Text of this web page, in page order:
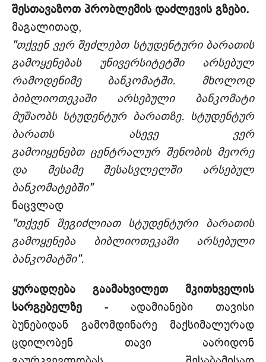
შესთავაზოთ პრობლემის დაძლევის გზები.
მაგალითად,
"თქვენ ვერ შეძლებთ სტუდენტური ბარათის
გამოყენებას უნივერსიტეტში არსებულ
რამოდენიმე ბანკომატში. მხოლოდ
ბიბლიოთეკაში არსებული ბანკომატი
მუშაობს სტუდენტურ ბარათზე. სტუდენტურ
ბარათს ასევე ვერ
გამოიყენებთ ცენტრალურ შენობის მეორე
და მესამე შესასვლელში არსებულ
ბანკომატებში"
ნაცვლად
"თქვენ შეგიძლიათ სტუდენტური ბარათის
გამოყენება ბიბლიოთეკაში არსებული
ბანკომატში".
ყურადღება გაამახვილეთ მკითხველის
სარგებელზე - ადამიანები თავისი
ბუნებიდან გამომდინარე მაქსიმალურად
ცდილობენ თავი აარიდონ